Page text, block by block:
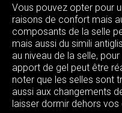
Vous pouvez opter pour
raisons de confort mais
composants de la selle
mais aussi du simili
au niveau de la selle,
apport de gel peut être
noter que les selles sont
aussi aux changements
laisser dormir dehors